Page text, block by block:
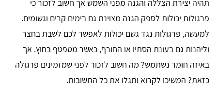
תהיה יצירת הצללה והגנה מפני השמש אך חשוב לזכור כי
פרגולות יכולות לספק הגנה מצוינת גם בימים קרים וגשומים.
למעשה, פרגולות נגד גשם יכולות לאפשר לכם לשבת בחצר
וליהנות גם בעונת הסתיו או החורף, כאשר מטפטף בחוץ. אך
באיזה חומר נשתמש? מה חשוב לזכור לפני שמזמינים פרגולה
כזאת? המשיכו לקרוא ותגלו את כל התשובות.